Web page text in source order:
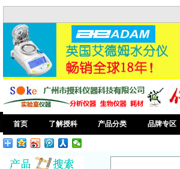
首页 了解授科 产品分类 品牌专区